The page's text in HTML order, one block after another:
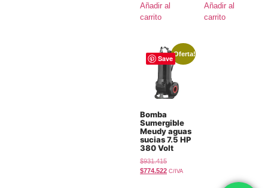
Añadir al
carrito
Añadir al
carrito
Save¡Oferta!
Bomba
Sumergible
Meudy aguas
sucias 7.5 HP
380 Volt
$931.415
$774.522 C/IVA